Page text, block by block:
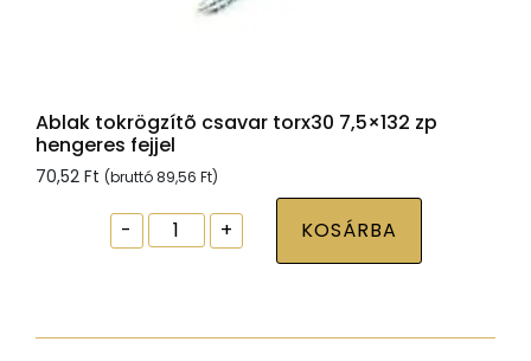
Ablak tokrögzítõ csavar torx30 7,5×132 zp
hengeres fejjel
70,52 Ft (bruttó89,56 Ft)
-
Ablak
tokrögzítõ
7,5x132
+ KOSÁRBA